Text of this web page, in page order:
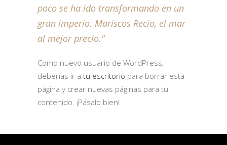
poco se ha ido transformando en un
gran imperio. Mariscos Recio, el mar
al mejor precio.
Como nuevo usuario de WordPress,
deberías ir a tu escritorio para borrar esta
página y crear nuevas páginas para tu
contenido. ¡Pásalo bien!